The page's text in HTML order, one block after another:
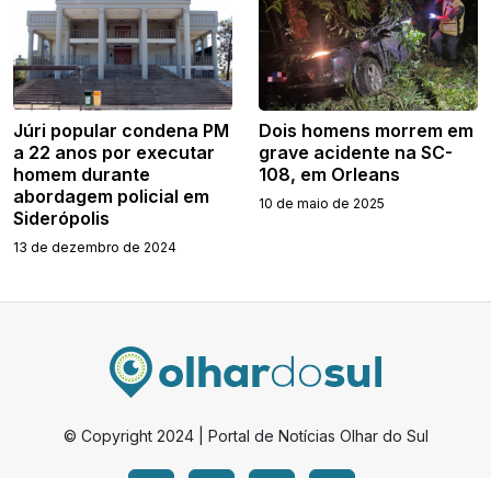
Júri popular condena PM
a 22 anos por executar
homem durante
abordagem policial em
Siderópolis
13 de dezembro de 2024
Dois homens morrem em
grave acidente na SC-
108, em Orleans
10 de maio de 2025
© Copyright 2024 | Portal de Notícias Olhar do Sul